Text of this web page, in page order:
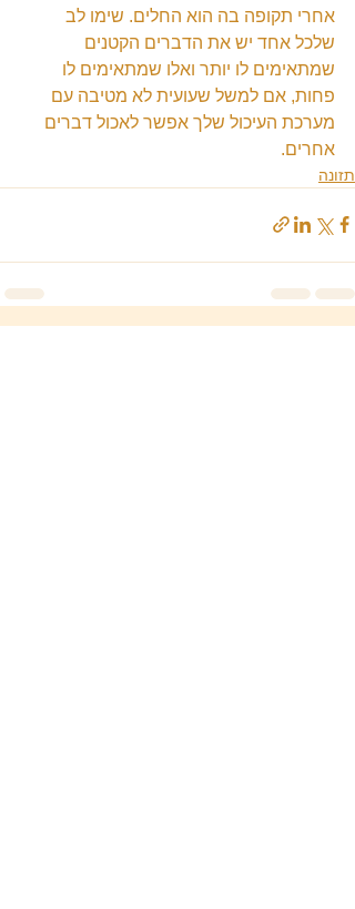
אחרי תקופה בה הוא החלים. שימו לב
שלכל אחד יש את הדברים הקטנים
שמתאימים לו יותר ואלו שמתאימים לו
פחות, אם למשל שעועית לא מטיבה עם
מערכת העיכול שלך אפשר לאכול דברים
אחרים.
תזונה